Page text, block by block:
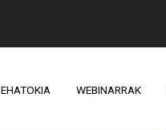
WEBINARRAK